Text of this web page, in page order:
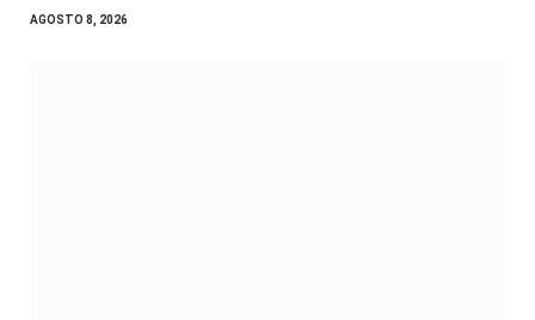
AGOSTO 8, 2026